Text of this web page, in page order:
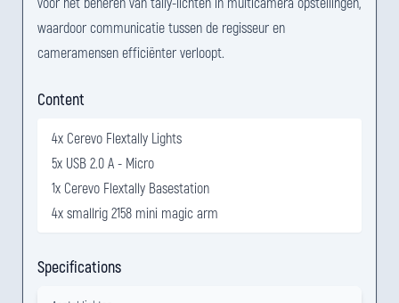
waardoor communicatie tussen de regisseur en
cameramensen efficiënter verloopt.
Content
4x Cerevo Flextally Lights
5x USB 2.0 A - Micro
1x Cerevo Flextally Basestation
4x smallrig 2158 mini magic arm
Specifications